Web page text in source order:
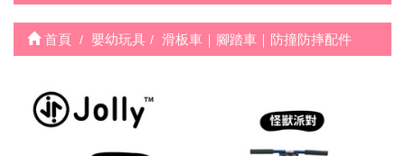
首頁 嬰幼玩具 滑板車｜腳踏車｜防撞防摔配件